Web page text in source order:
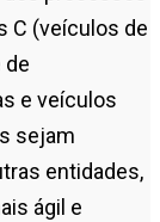
C (veículos de
de
e veículos
sejam
entidades,
ágil e